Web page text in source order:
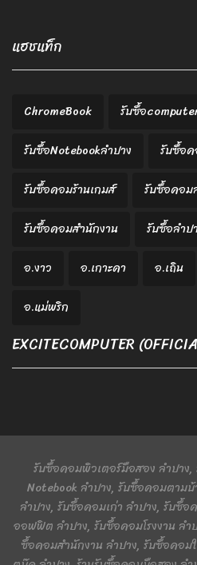
แฮชแท็ก
ChromeBook
รับซื้อ
รับซื้อNotebookลำปาง
รับซื้อ
รับซื้อคอมร้านเกมส์
รับซื้อคอม
รับซื้อคอมสำนักงาน
รับซื้อลำป
อ.งาว
อ.เกาะคา อ.เถิน
อ.แม่พริก
EXCITECOMPUTER
รับซื้อคอมพิวเตอร์มือสอง ลำปาง
Notebook ลำปาง, รับซื้อคอมตาม
ลำปาง, รับซื้อคอมเก่า ลำปาง, รับซื้
ออฟฟิต ลำปาง, รับซื้อคอมโรงงาน ล
ซื้อคอมสำนักงาน ลำปาง, รับซื้อคอม